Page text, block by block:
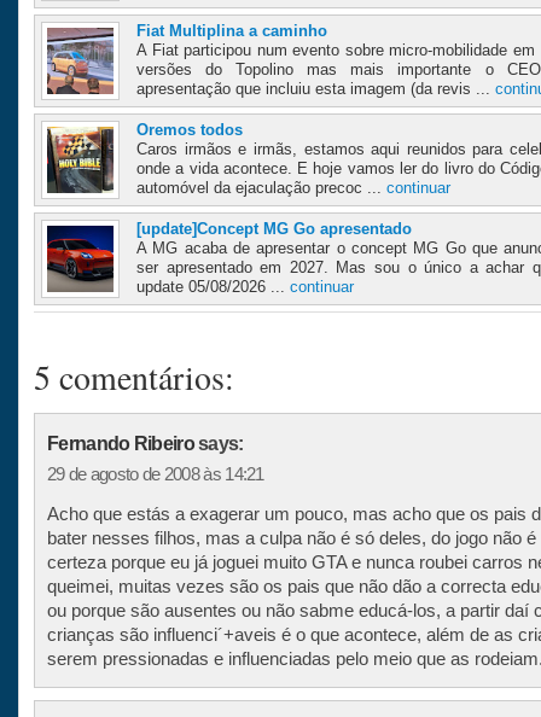
Fiat Multiplina a caminho
A Fiat participou num evento sobre micro-mobilidade
versões do Topolino mas mais importante o
apresentação que incluiu esta imagem (da revis ...
Oremos todos
Caros irmãos e irmãs, estamos aqui reunidos para
onde a vida acontece. E hoje vamos ler do livro do
automóvel da ejaculação precoc ... continuar
[update]Concept MG Go apresentado
A MG acaba de apresentar o concept MG Go que
ser apresentado em 2027. Mas sou o único a achar
update 05/08/2026 ... continuar
5 comentários:
Fernando Ribeirosays:
29 de agosto de 2008 às 14:21
Acho que estás a exagerar um pouco, mas acho que os pais
bater nesses filhos, mas a culpa não é só deles, do jogo não é
certeza porque eu já joguei muito GTA e nunca roubei carros
queimei, muitas vezes são os pais que não dão a correcta
ou porque são ausentes ou não sabme educá-los, a partir daí
crianças são influenci´+aveis é o que acontece, além de as
serem pressionadas e influenciadas pelo meio que as